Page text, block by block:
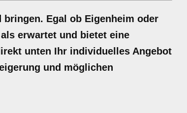
Egal ob Eigenheim oder
erwartet und bietet eine
unten Ihr individuelles Angebot
und möglichen